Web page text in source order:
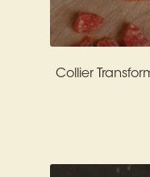
Collier